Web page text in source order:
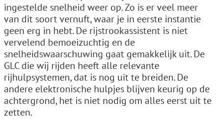
ingestelde snelheid weer op. Zo is er veel meer
van dit soort vernuft, waar je in eerste instantie
geen erg in hebt. De rijstrookassistent is niet
vervelend bemoeizuchtig en de
snelheidswaarschuwing gaat gemakkelijk uit. De
GLC die wij rijden heeft alle relevante
rijhulpsystemen, dat is nog uit te breiden. De
andere elektronische hulpjes blijven keurig op de
achtergrond, het is niet nodig om alles eerst uit te
zetten.